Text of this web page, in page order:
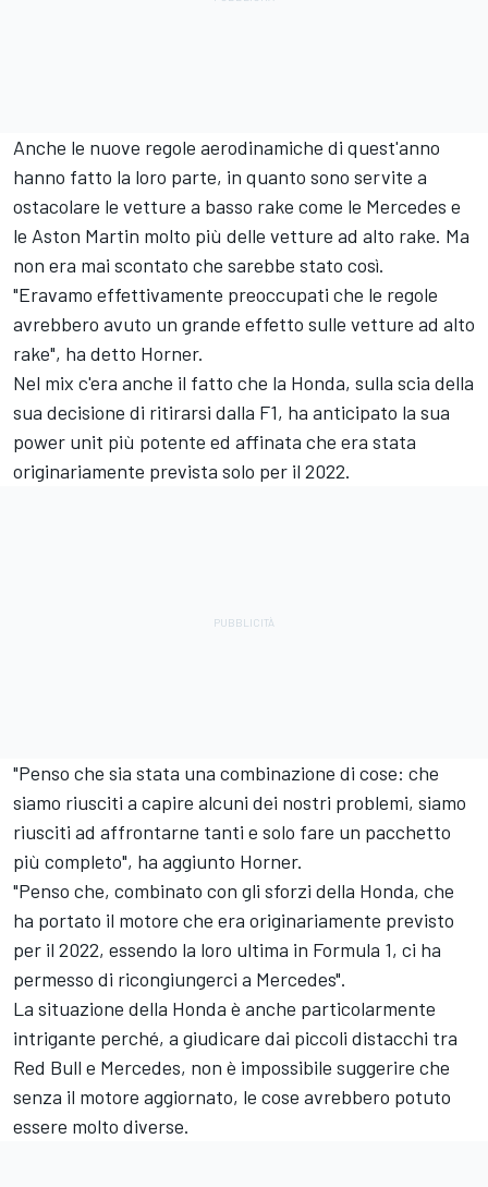
Anche le nuove regole aerodinamiche di quest'anno
hanno fatto la loro parte, in quanto sono servite a
ostacolare le vetture a basso rake come le Mercedes e
le Aston Martin molto più delle vetture ad alto rake. Ma
non era mai scontato che sarebbe stato così.
"Eravamo effettivamente preoccupati che le regole
avrebbero avuto un grande effetto sulle vetture ad alto
rake", ha detto Horner.
Nel mix c'era anche il fatto che la Honda, sulla scia della
sua decisione di ritirarsi dalla F1, ha anticipato la sua
power unit più potente ed affinata che era stata
originariamente prevista solo per il 2022.
"Penso che sia stata una combinazione di cose: che
siamo riusciti a capire alcuni dei nostri problemi, siamo
riusciti ad affrontarne tanti e solo fare un pacchetto
più completo", ha aggiunto Horner.
"Penso che, combinato con gli sforzi della Honda, che
ha portato il motore che era originariamente previsto
per il 2022, essendo la loro ultima in Formula 1, ci ha
permesso di ricongiungerci a Mercedes".
La situazione della Honda è anche particolarmente
intrigante perché, a giudicare dai piccoli distacchi tra
Red Bull e Mercedes, non è impossibile suggerire che
senza il motore aggiornato, le cose avrebbero potuto
essere molto diverse.